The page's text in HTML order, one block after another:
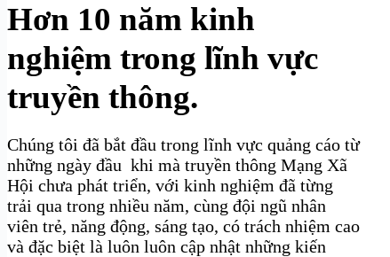
Hơn 10 năm kinh
nghiệm trong lĩnh vực
truyền thông.
Chúng tôi đã bắt đầu trong lĩnh vực quảng cáo từ
những ngày đầu khi mà truyền thông Mạng Xã
Hội chưa phát triển, với kinh nghiệm đã từng
trải qua trong nhiều năm, cùng đội ngũ nhân
viên trẻ, năng động, sáng tạo, có trách nhiệm cao
và đặc biệt là luôn luôn cập nhật những kiến